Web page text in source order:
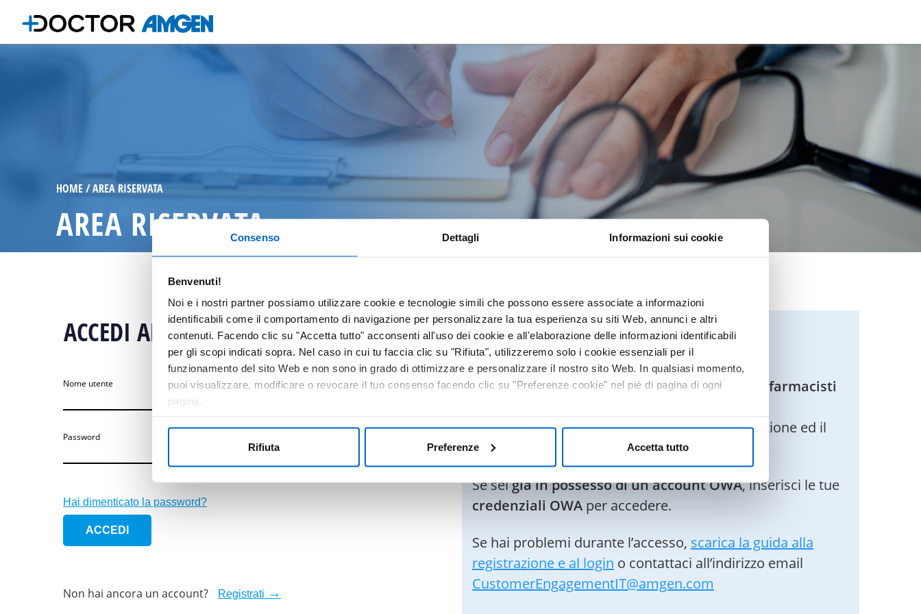
Consenso Dettagli Informazioni sui cookie
Benvenuti!
Noi e i nostri partner possiamo utilizzare cookie e tecnologie simili che possono essere associate a informazioni
identificabili come il comportamento di navigazione per personalizzare la tua esperienza su siti Web, annunci e altri
contenuti. Facendo clic su "Accetta tutto" acconsenti all'uso dei cookie e all'elaborazione delle informazioni identificabili
per gli scopi indicati sopra. Nel caso in cui tu faccia clic su "Rifiuta", utilizzeremo solo i cookie essenziali per il
funzionamento del sito Web e non sono in grado di ottimizzare e personalizzare il nostro sito Web. In qualsiasi momento,
puoi visualizzare, modificare o revocare il tuo consenso facendo clic su "Preferenze cookie" nel piè di pagina di ogni
pagina.
Rifiuta Preferenze Accetta tutto
AREA RISERVATA
HOME AREA RISERVATA
ACCEDI ALL’AREA RISERVATA
Nome utente
Password
Non hai ancora un account? Registrati
Hai dimenticato la password?
Benvenuto in DOCTORAMGEN
Il sito DoctorAmgen èriservato ai medici e ai farmacisti
Authentication (OWA)di IQVIA per la registrazione ed il
login.
Se seigià in possesso di un account OWA, inserisci le tue
credenziali OWA per accedere.
Se hai problemi durante l’accesso, scarica la guida alla
registrazione e al login o contattaci all’indirizzo email
CustomerEngagementIT@amgen.com